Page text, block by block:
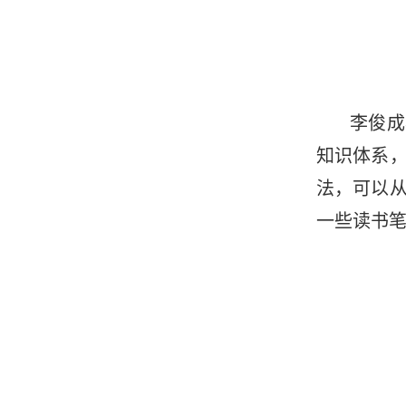
李俊
知识体系
法，可以
一些读书